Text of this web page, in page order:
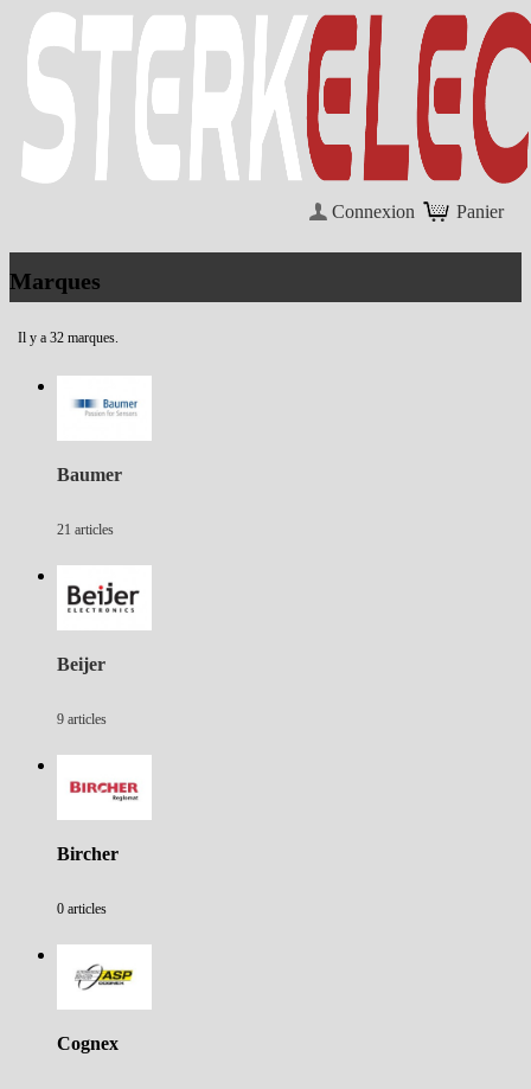
Panier
Connexion
Marques
Il y a 32 marques.
Baumer
21 articles
Beijer
9 articles
Bircher
0 articles
Cognex